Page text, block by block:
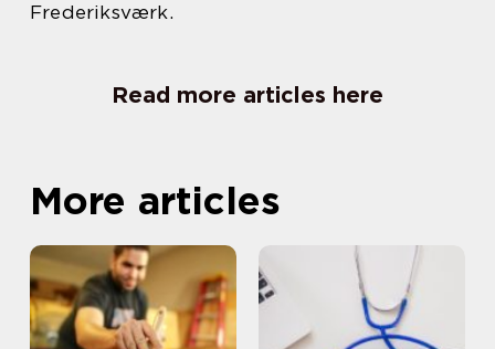
Frederiksværk.
Read more articles here
More articles